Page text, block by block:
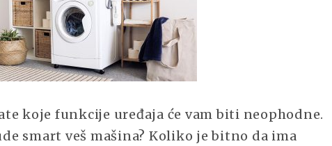
koje funkcije uređaja će vam biti neophodne.
smart veš mašina? Koliko je bitno da ima